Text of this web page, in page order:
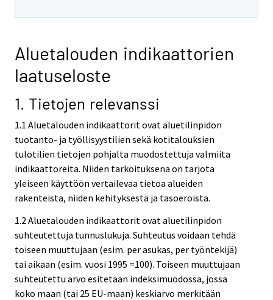
Aluetalouden indikaattorien
laatuseloste
1. Tietojen relevanssi
1.1 Aluetalouden indikaattorit ovat aluetilinpidon
tuotanto- ja työllisyystilien sekä kotitalouksien
tulotilien tietojen pohjalta muodostettuja valmiita
indikaattoreita. Niiden tarkoituksena on tarjota
yleiseen käyttöön vertailevaa tietoa alueiden
rakenteista, niiden kehityksestä ja tasoeroista.
1.2 Aluetalouden indikaattorit ovat aluetilinpidon
suhteutettuja tunnuslukuja. Suhteutus voidaan tehdä
toiseen muuttujaan (esim. per asukas, per työntekijä)
tai aikaan (esim. vuosi 1995 =100). Toiseen muuttujaan
suhteutettu arvo esitetään indeksimuodossa, jossa
koko maan (tai 25 EU-maan) keskiarvo merkitään